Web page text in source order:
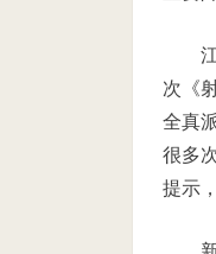
次《
全真
很多
提示